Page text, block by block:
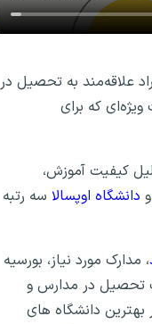
علاقه‌مند به تحصیل در
که برای
دلیل کیفیت آموزش،
و دانشگاه اوپسالا سه رتبه
، مدارک مورد نیاز، بورسیه­‌
در مدارس و
بهترین دانشگاه های